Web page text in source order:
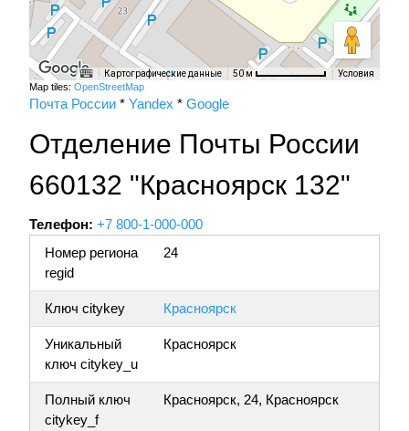
Картографические данные 50 м Условия
Map tiles: OpenStreetMap
Почта России * Yandex * Google
Отделение Почты России
660132 "Красноярск 132"
Телефон: +7 800-1-000-000
Номер региона
regid
24
Ключ citykey Красноярск
Уникальный
ключ citykey_u
Красноярск
Полный ключ
citykey_f
Красноярск, 24, Красноярск